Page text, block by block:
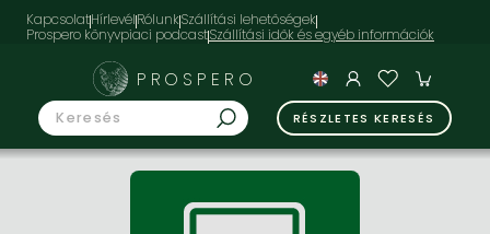
KapcsolatHírlevélRólunkSzállítási lehetőségek
Prospero könyvpiaci podcast
PROSPERO
RÉSZLETES KERESÉS